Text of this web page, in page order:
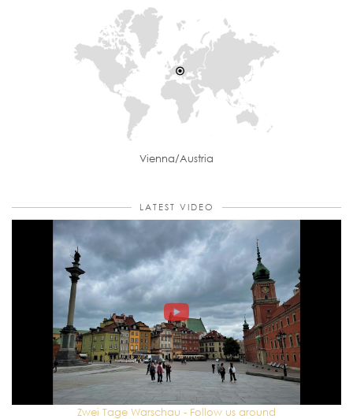
Vienna/Austria
LATEST VIDEO
Zwei Tage Warschau - Follow us around